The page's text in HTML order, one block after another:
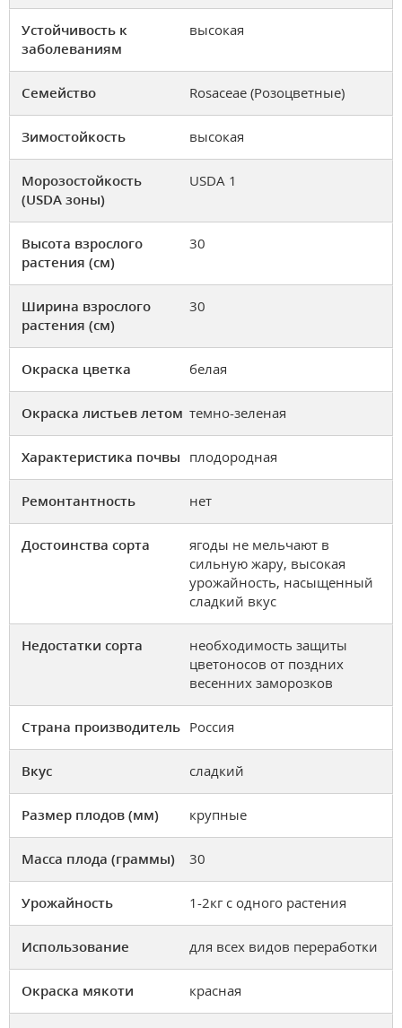
Устойчивость к
заболеваниям
высокая
Семейство Rosaceae (Розоцветные)
Зимостойкость высокая
Морозостойкость
(USDA зоны)
USDA 1
Высота взрослого
растения (см)
30
Ширина взрослого
растения (см)
30
Окраска цветка белая
Окраска листьев летом темно-зеленая
Характеристика почвы плодородная
Ремонтантность нет
Достоинства сорта
ягоды не мельчают в
сильную жару, высокая
урожайность, насыщенный
сладкий вкус
Недостатки сорта
необходимость защиты
цветоносов от поздних
весенних заморозков
Страна производитель Россия
Вкус сладкий
Размер плодов (мм) крупные
Масса плода (граммы) 30
Урожайность 1-2кг с одного растения
Использование для всех видов переработки
Окраска мякоти красная